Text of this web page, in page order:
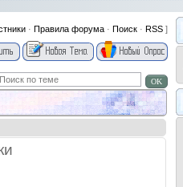
· Правила форума · Поиск · RSS ]